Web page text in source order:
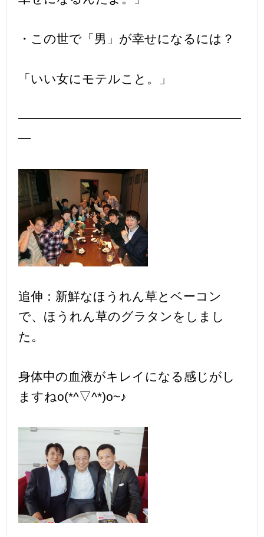
・この世で「男」が幸せになるには？
「いい女にモテルこと。」
━━━━━━━━━━━━━━━━━━
━
追伸：新鮮なほうれん草とベーコン
で、ほうれん草のグラタンをしまし
た。
身体中の血液がキレイになる感じがし
ますねo(*^▽^*)o~♪